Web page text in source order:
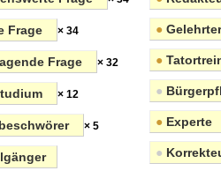
Frage × 34
Frage × 32
× 12
× 5
● Gelehrter
●
●
● Experte
●